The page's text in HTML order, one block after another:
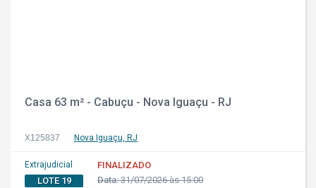
Casa 63 m² - Cabuçu - Nova Iguaçu - RJ
X125837 Nova Iguaçu, RJ
Extrajudicial
LOTE 19
FINALIZADO
Data:31/07/2026 às 15:00